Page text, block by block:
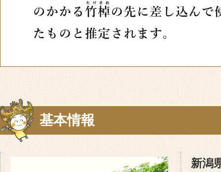
基本情報
新潟